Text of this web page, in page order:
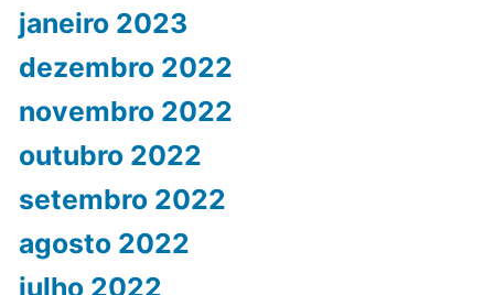
janeiro 2023
dezembro 2022
novembro 2022
outubro 2022
setembro 2022
agosto 2022
julho 2022